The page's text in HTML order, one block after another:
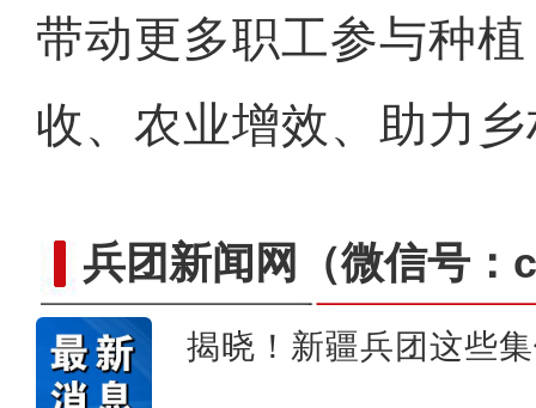
带动更多职工参与种
收、农业增效、助力
兵团新闻网 （微信号
揭晓！新疆兵团这些